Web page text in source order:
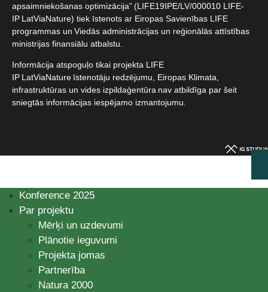
apsaimniekošanas optimizācija” (LIFE19IPE/LV/000010 LIFE-
IP LatViaNature) tiek īstenots ar Eiropas Savienības LIFE
programmas un Viedās administrācijas un reģionālās attīstības
ministrijas finansiālu atbalstu.​
Informācija atspoguļo tikai projekta LIFE
IP LatViaNature īstenotāju redzējumu, Eiropas Klimata,
infrastruktūras un vides izpildaģentūra nav atbildīga par šeit
sniegtās informācijas iespējamo izmantojumu.​
Konference 2025
Par projektu
Mērķi un uzdevumi
Plānotie ieguvumi
Projekta jomas
Partnerība
Natura 2000